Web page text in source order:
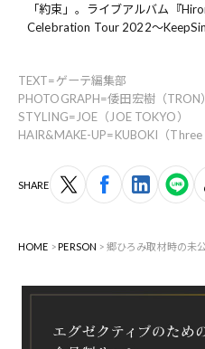
「約束」。ライブアルバム『
Celebration Tour 2022～
TEXT=ゲーテ編集部
PHOTOGRAPH=倭田宏樹（TRON）
STYLING=JOE（JOE TOKYO）
HAIR&MAKE-UP=KUBOKI（Three
SHARE
HOME PERSON 郷ひろみ取材時の未